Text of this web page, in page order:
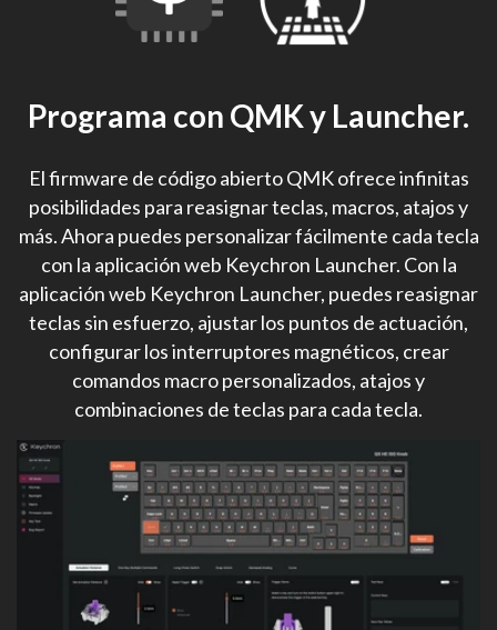
Programa con QMK y Launcher.
El firmware de código abierto QMK ofrece infinitas
posibilidades para reasignar teclas, macros, atajos y
más. Ahora puedes personalizar fácilmente cada tecla
con la aplicación web Keychron Launcher. Con la
aplicación web Keychron Launcher, puedes reasignar
teclas sin esfuerzo, ajustar los puntos de actuación,
configurar los interruptores magnéticos, crear
comandos macro personalizados, atajos y
combinaciones de teclas para cada tecla.